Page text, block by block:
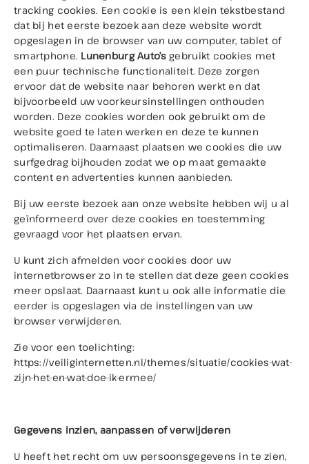
tracking cookies. Een cookie is een klein tekstbestand
dat bij het eerste bezoek aan deze website wordt
opgeslagen in de browser van uw computer, tablet of
smartphone. Lunenburg Auto’sgebruikt cookies met
een puur technische functionaliteit. Deze zorgen
ervoor dat de website naar behoren werkt en dat
bijvoorbeeld uw voorkeursinstellingen onthouden
worden. Deze cookies worden ook gebruikt om de
website goed te laten werken en deze te kunnen
optimaliseren. Daarnaast plaatsen we cookies die uw
surfgedrag bijhouden zodat we op maat gemaakte
content en advertenties kunnen aanbieden.
Bij uw eerste bezoek aan onze website hebben wij u al
geïnformeerd over deze cookies en toestemming
gevraagd voor het plaatsen ervan.
U kunt zich afmelden voor cookies door uw
internetbrowser zo in te stellen dat deze geen cookies
meer opslaat. Daarnaast kunt u ook alle informatie die
eerder is opgeslagen via de instellingen van uw
browser verwijderen.
Zie voor een toelichting:
https://veiliginternetten.nl/themes/situatie/cookies-wat-
zijn-het-en-wat-doe-ik-ermee/
Gegevens inzien, aanpassen of verwijderen
U heeft het recht om uw persoonsgegevens in te zien,